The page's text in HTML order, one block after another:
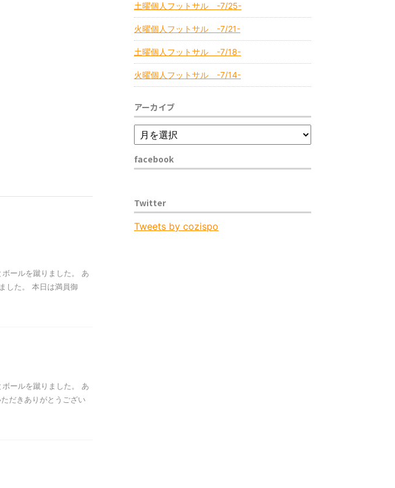
ールを蹴りました。 あ
した。 本日は満員御
ールを蹴りました。 あ
だきありがとうござい
土曜個人フットサル -7/25-
火曜個人フットサル -7/21-
土曜個人フットサル -7/18-
火曜個人フットサル -7/14-
アーカイブ
facebook
Twitter
Tweets by cozispo